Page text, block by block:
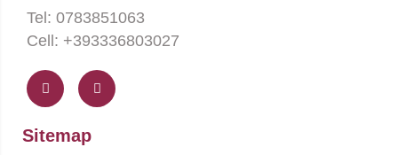
Tel: 0783851063
Cell: +393336803027
a
c
e
b
o
n
s
t
a
Sitemap